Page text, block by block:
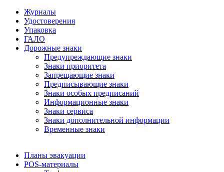
Журналы
Удостоверения
Упаковка
ГАЛО
Дорожные знаки
Предупреждающие знаки
Знаки приоритета
Запрещающие знаки
Предписывающие знаки
Знаки особых предписаний
Информационные знаки
Знаки сервиса
Знаки дополнительной информации
Временные знаки
Планы эвакуации
POS-материалы